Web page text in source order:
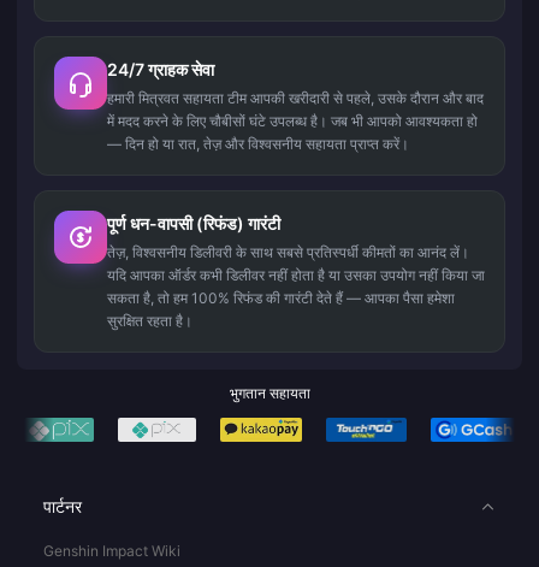
24/7 ग्राहक सेवा
हमारी मित्रवत सहायता टीम आपकी खरीदारी से पहले, उसके दौरान और बाद
में मदद करने के लिए चौबीसों घंटे उपलब्ध है। जब भी आपको आवश्यकता हो
— दिन हो या रात, तेज़ और विश्वसनीय सहायता प्राप्त करें।
पूर्ण धन-वापसी (रिफंड) गारंटी
तेज़, विश्वसनीय डिलीवरी के साथ सबसे प्रतिस्पर्धी कीमतों का आनंद लें।
यदि आपका ऑर्डर कभी डिलीवर नहीं होता है या उसका उपयोग नहीं किया जा
सकता है, तो हम 100% रिफंड की गारंटी देते हैं — आपका पैसा हमेशा
सुरक्षित रहता है।
भुगतान सहायता
पार्टनर
Genshin Impact Wiki